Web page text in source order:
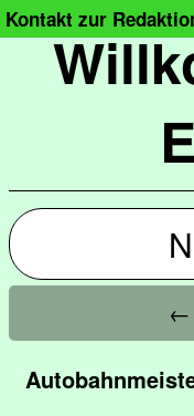
Kontakt zur
←